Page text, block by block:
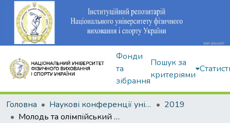
Фонди
та
зібрання
Пошук за
критеріями
Головна Наукові конференції університету
2019
Молодь та олімпійський рух